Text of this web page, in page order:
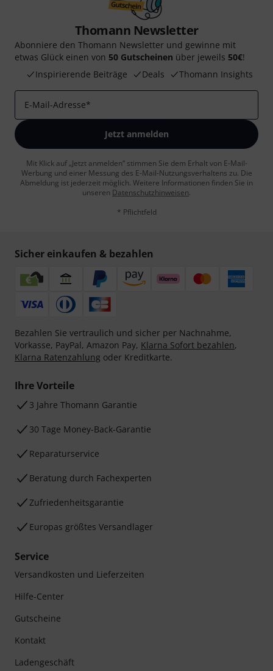
Thomann Newsletter
Abonniere den Thomann Newsletter und gewinne mit
etwas Glück einen von 50 Gutscheinen über jeweils 50€!
Inspirierende Beiträge
Deals Thomann Insights
E-Mail-Adresse*
Jetzt anmelden
Mit Klick auf „Jetzt anmelden“ stimmen Sie dem Erhalt von E-Mail-
Werbung und einer Messung des E-Mail-Nutzungsverhaltens zu. Die
Abmeldung ist jederzeit möglich. Weitere Informationen finden Sie in
unseren Datenschutzhinweisen.
* Pflichtfeld
Sicher einkaufen & bezahlen
Bezahlen Sie vertraulich und sicher per Nachnahme,
Vorkasse, PayPal, Amazon Pay, Klarna Sofort bezahlen,
Klarna Ratenzahlung oder Kreditkarte.
Ihre Vorteile
3 Jahre Thomann Garantie
30 Tage Money-Back-Garantie
Reparaturservice
Beratung durch Fachexperten
Zufriedenheitsgarantie
Europas größtes Versandlager
Service
Versandkosten und Lieferzeiten
Hilfe-Center
Gutscheine
Kontakt
Ladengeschäft